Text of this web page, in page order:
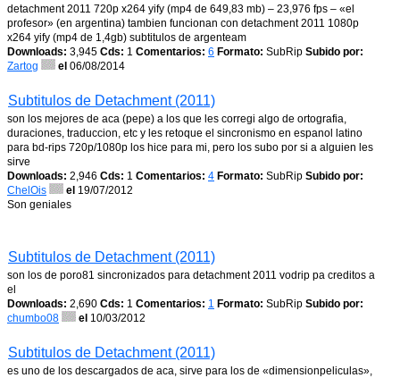
detachment 2011 720p x264 yify (mp4 de 649,83 mb) – 23,976 fps – «el
profesor» (en argentina) tambien funcionan con detachment 2011 1080p
x264 yify (mp4 de 1,4gb) subtitulos de argenteam
Downloads: 3,945 Cds: 1 Comentarios: 6 Formato: SubRip Subido por:
Zartog
el 06/08/2014
Subtitulos de Detachment (2011)
son los mejores de aca (pepe) a los que les corregi algo de ortografia,
duraciones, traduccion, etc y les retoque el sincronismo en espanol latino
para bd-rips 720p/1080p los hice para mi, pero los subo por si a alguien les
sirve
Downloads: 2,946 Cds: 1 Comentarios: 4 Formato: SubRip Subido por:
ChelOis
el 19/07/2012
Son geniales
Subtitulos de Detachment (2011)
son los de poro81 sincronizados para detachment 2011 vodrip pa creditos a
el
Downloads: 2,690 Cds: 1 Comentarios: 1 Formato: SubRip Subido por:
chumbo08
el 10/03/2012
Subtitulos de Detachment (2011)
es uno de los descargados de aca, sirve para los de «dimensionpeliculas»,